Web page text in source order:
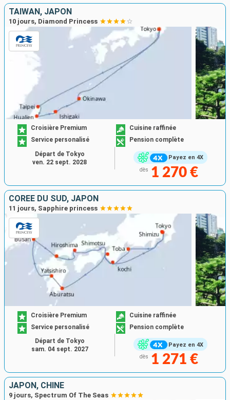
TAÏWAN, JAPON
10 jours, Diamond Princess
Payez en 4X
Croisière Premium
Cuisine raffinée
Service personalisé
Pension complète
dès 1 270 €
Départ de Tokyo
ven. 22 sept. 2028
CORÉE DU SUD, JAPON
11 jours, Sapphire princess
Payez en 4X
Croisière Premium
Cuisine raffinée
Service personalisé
Pension complète
dès 1 271 €
Départ de Tokyo
sam. 04 sept. 2027
JAPON, CHINE
9 jours, Spectrum Of The Seas